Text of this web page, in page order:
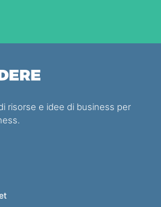
risorse e idee di business per